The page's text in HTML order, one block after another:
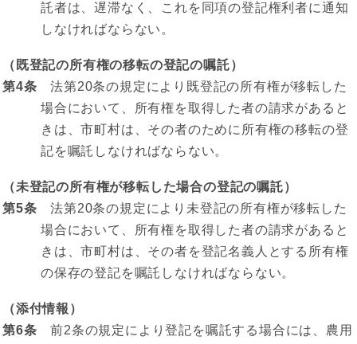
託者は、遅滞なく、これを同項の登記権利者に通知
しなければならない。
（既登記の所有権の移転の登記の嘱託）
第4条 法第20条の規定により既登記の所有権が移転した
場合において、所有権を取得した者の請求があると
きは、市町村は、その者のために所有権の移転の登
記を嘱託しなければならない。
（未登記の所有権が移転した場合の登記の嘱託）
第5条 法第20条の規定により未登記の所有権が移転した
場合において、所有権を取得した者の請求があると
きは、市町村は、その者を登記名義人とする所有権
の保存の登記を嘱託しなければならない。
（添付情報）
第6条 前2条の規定により登記を嘱託する場合には、農用